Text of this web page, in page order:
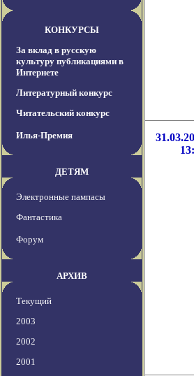
КОНКУРСЫ
За вклад в русскую
культуру публикациями в
Интернете
Литературный конкурс
Читательский конкурс
Илья-Премия
ДЕТЯМ
Электронные пампасы
Фантастика
Форум
АРХИВ
Текущий
2003
2002
2001